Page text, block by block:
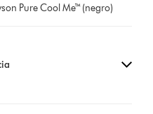
Pure Cool Me™ (negro)